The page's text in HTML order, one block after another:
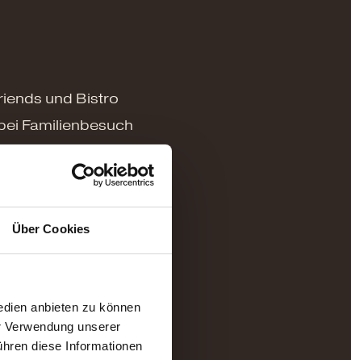
Über Cookies
anbieten zu können
unserer
diese Informationen
und Bistro
Familienbesuch